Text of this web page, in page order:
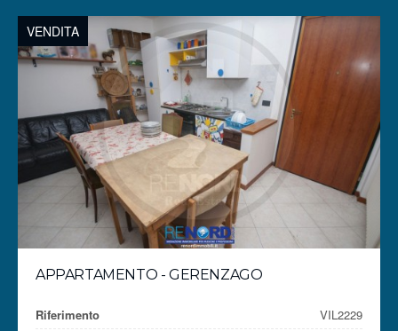
VENDITA
APPARTAMENTO - GERENZAGO
Riferimento
VIL2229